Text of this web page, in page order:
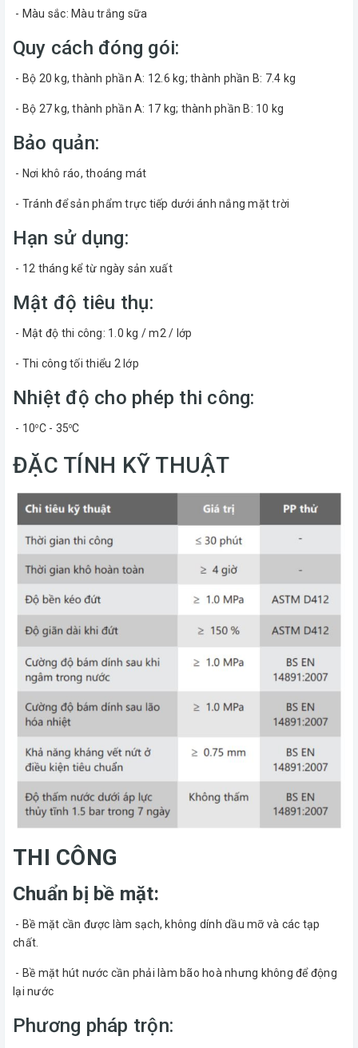
- Màu sắc: Màu trắng sữa
Quy cách đóng gói:
- Bộ 20 kg, thành phần A: 12.6 kg; thành phần B: 7.4 kg
- Bộ 27 kg, thành phần A: 17 kg; thành phần B: 10 kg
Bảo quản:
- Nơi khô ráo, thoáng mát
- Tránh để sản phẩm trực tiếp dưới ánh nắng mặt trời
Hạn sử dụng:
- 12 tháng kể từ ngày sản xuất
Mật độ tiêu thụ:
- Mật độ thi công: 1.0 kg / m2 / lớp
- Thi công tối thiểu 2 lớp
Nhiệt độ cho phép thi công:
- 10oC - 35oC
ĐẶC TÍNH KỸ THUẬT
THI CÔNG
Chuẩn bị bề mặt:
- Bề mặt cần được làm sạch, không dính dầu mỡ và các tạp
chất.
- Bề mặt hút nước cần phải làm bão hoà nhưng không để động
lại nước
Phương pháp trộn: